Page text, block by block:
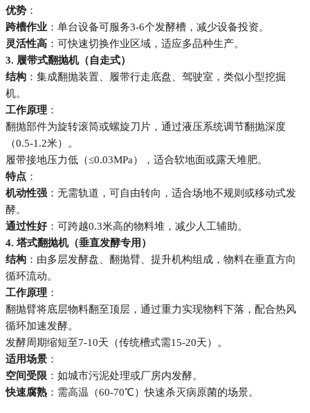
优势 ：
跨槽作业 ：单台设备可服务3-6个发酵槽，减少设备投资。
灵活性高 ：可快速切换作业区域，适应多品种生产。
3. 履带式翻抛机（自走式）
结构 ：集成翻抛装置、履带行走底盘、驾驶室，类似小型挖掘
机。
工作原理 ：
翻抛部件为旋转滚筒或螺旋刀片，通过液压系统调节翻抛深度
（0.5-1.2米）。
履带接地压力低（≤0.03MPa），适合软地面或露天堆肥。
特点 ：
机动性强 ：无需轨道，可自由转向，适合场地不规则或移动式发
酵。
通过性好：可跨越0.3米高的物料堆，减少人工辅助。
4. 塔式翻抛机（垂直发酵专用）
结构 ：由多层发酵盘、翻抛臂、提升机构组成，物料在垂直方向
循环流动。
工作原理 ：
翻抛臂将底层物料翻至顶层，通过重力实现物料下落，配合热风
循环加速发酵。
发酵周期缩短至7-10天（传统槽式需15-20天）。
适用场景 ：
空间受限 ：如城市污泥处理或厂房内发酵。
快速腐熟 ：需高温（60-70℃）快速杀灭病原菌的场景。